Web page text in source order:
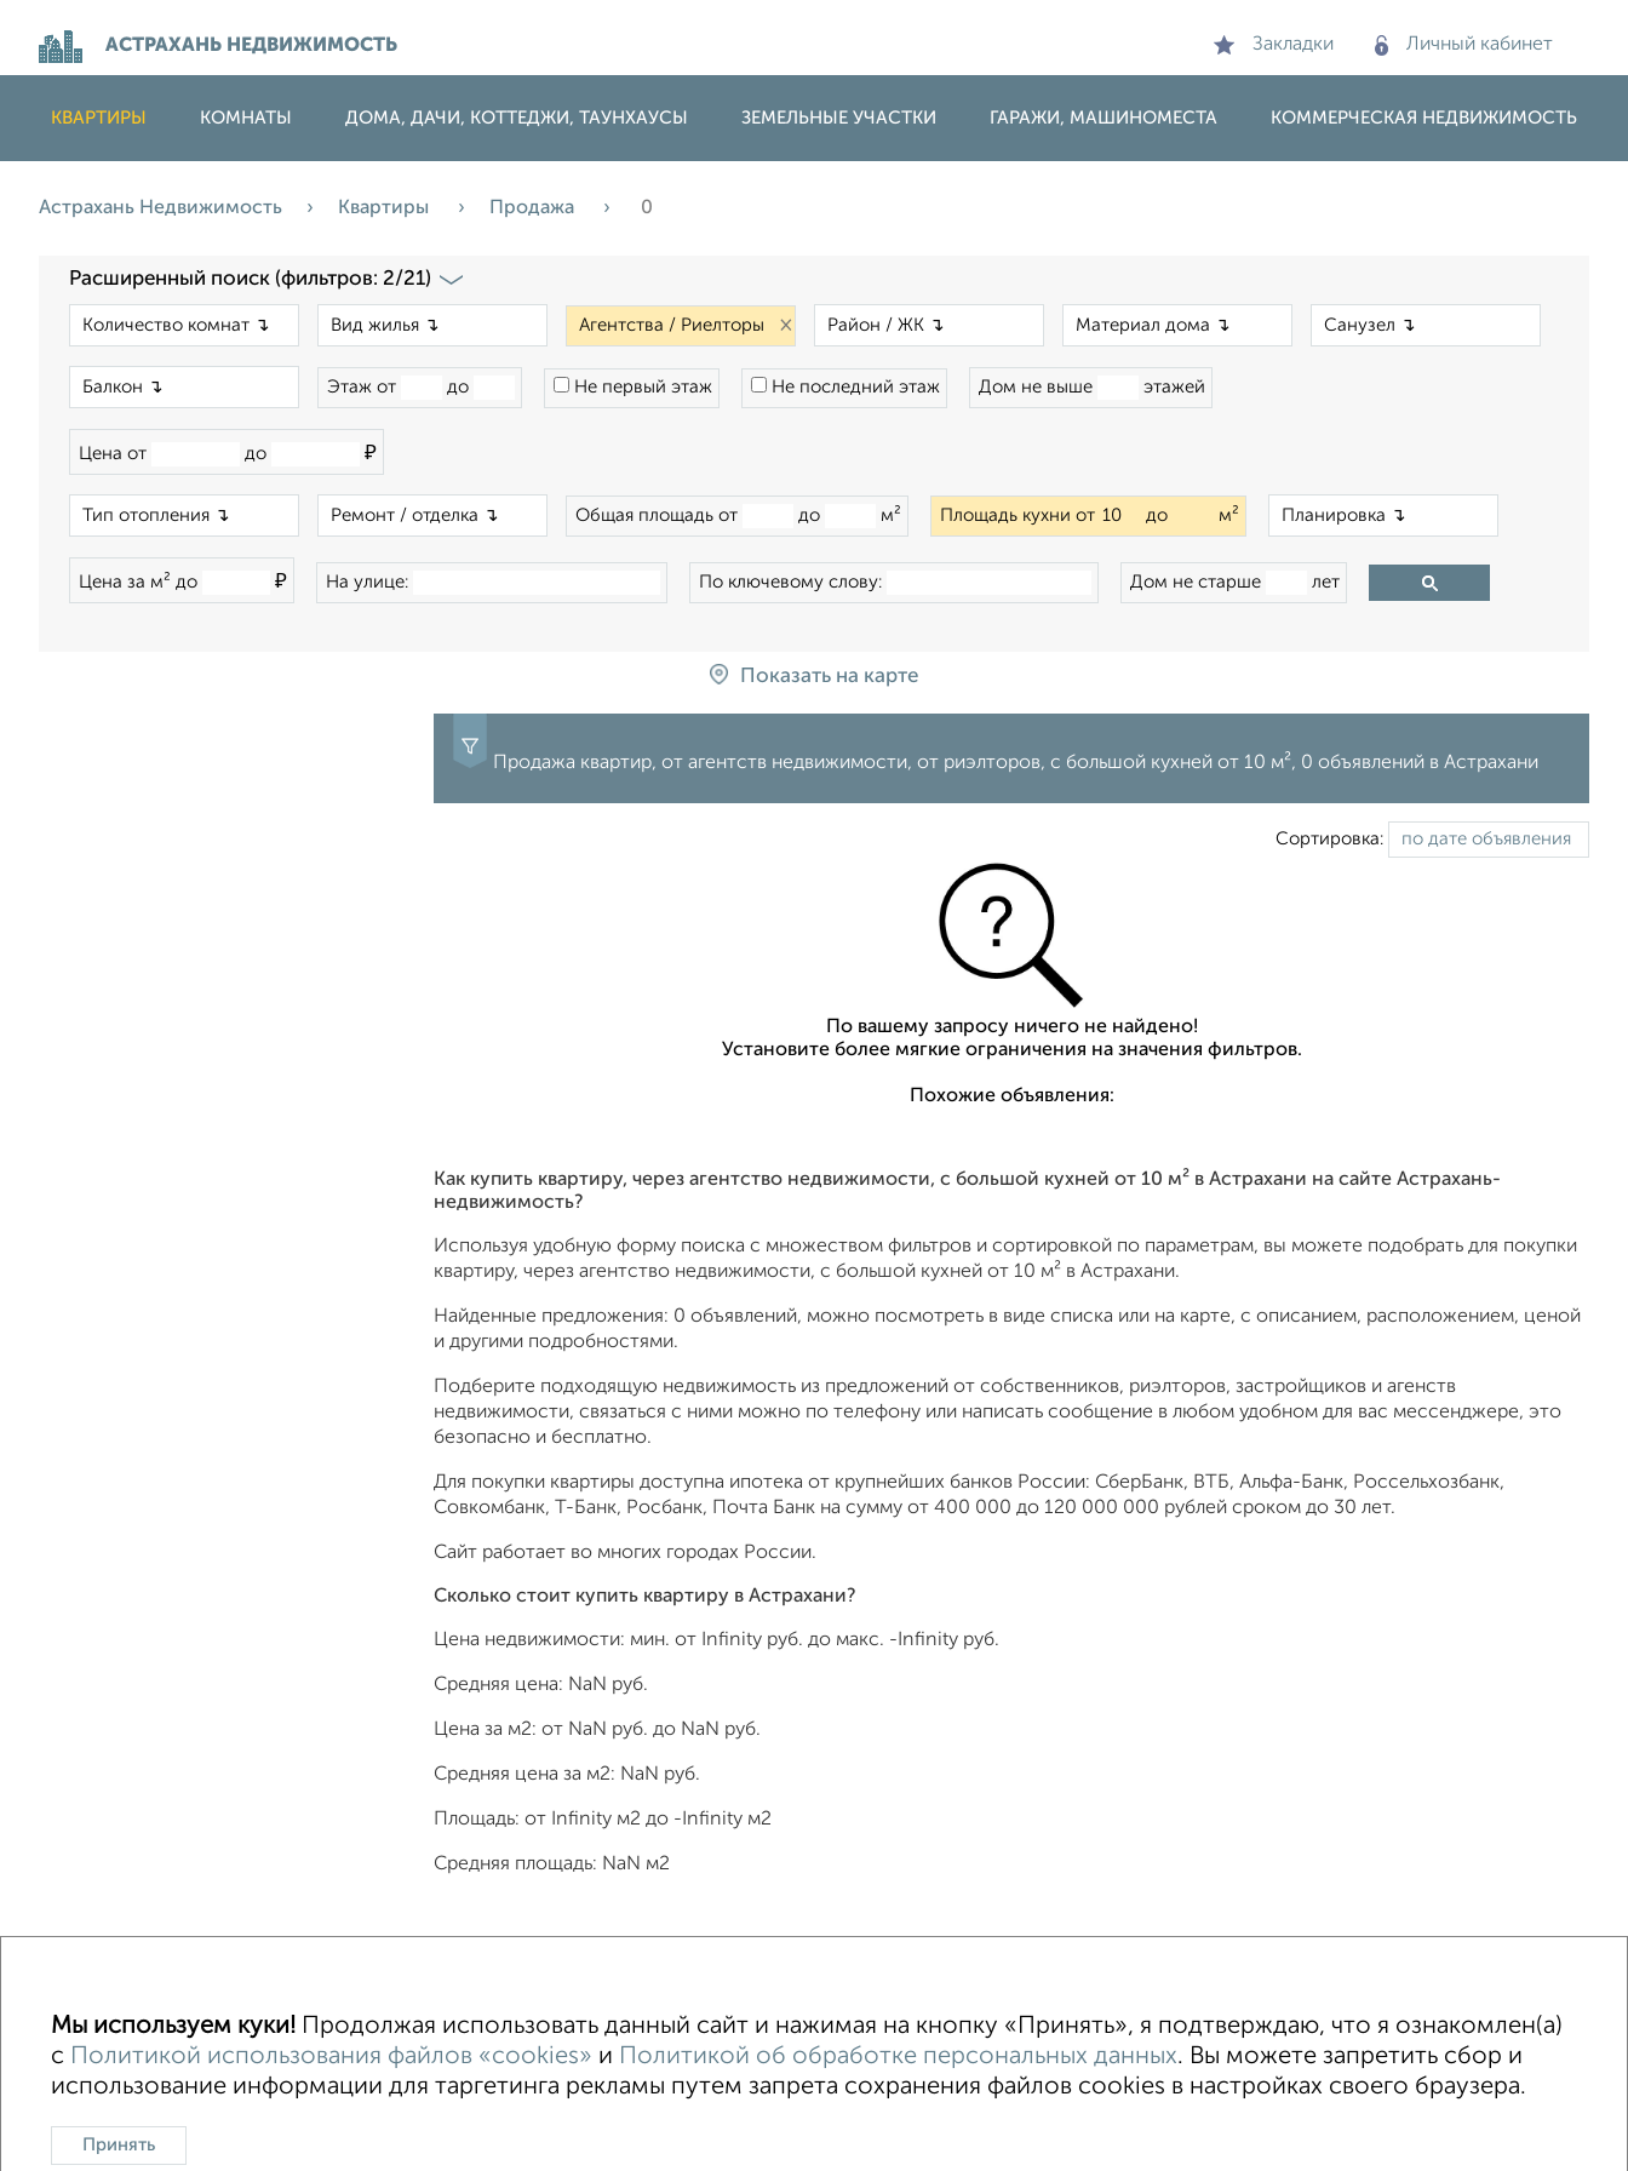
АСТРАХАНЬ НЕДВИЖИМОСТЬ Закладки Личный кабинет
КВАРТИРЫ КОМНАТЫ ДОМА, ДАЧИ, КОТТЕДЖИ, ТАУНХАУСЫ ЗЕМЕЛЬНЫЕ УЧАСТКИ ГАРАЖИ, МАШИНОМЕСТА КОММЕРЧЕСКАЯ НЕДВИЖИМОСТЬ
Астрахань Недвижимость Квартиры Продажа 0
Расширенный поиск (фильтров: 2/21)
×
Этаж от до Не первый этаж Не последний этаж Дом не выше этажей
Цена от до ₽
Общая площадь от до м² Площадь кухни от до м²
Цена за м² до ₽ На улице: По ключевому слову: Дом не старше лет
Показать на карте
Продажа квартир, от агентств недвижимости, от риэлторов, c большой кухней от 10 м², 0 объявлений в Астрахани
Сортировка:
По вашему запросу ничего не найдено!
Установите более мягкие ограничения на значения фильтров.
Похожие объявления:
Как купить квартиру, через агентство недвижимости, c большой кухней от 10 м² в Астрахани на сайте Астрахань-
недвижимость?
Используя удобную форму поиска с множеством фильтров и сортировкой по параметрам, вы можете подобрать для покупки
квартиру, через агентство недвижимости, c большой кухней от 10 м² в Астрахани.
Найденные предложения: 0 объявлений, можно посмотреть в виде списка или на карте, с описанием, расположением, ценой
и другими подробностями.
Подберите подходящую недвижимость из предложений от собственников, риэлторов, застройщиков и агенств
недвижимости, связаться с ними можно по телефону или написать сообщение в любом удобном для вас мессенджере, это
безопасно и бесплатно.
Для покупки квартиры доступна ипотека от крупнейших банков России: СберБанк, ВТБ, Альфа-Банк, Россельхозбанк,
Совкомбанк, Т-Банк, Росбанк, Почта Банк на сумму от 400 000 до 120 000 000 рублей сроком до 30 лет.
Сайт работает во многих городах России.
Сколько стоит купить квартиру в Астрахани?
Цена недвижимости: мин. от Infinity руб. до макс. -Infinity руб.
Средняя цена: NaN руб.
Цена за м2: от NaN руб. до NaN руб.
Средняя цена за м2: NaN руб.
Площадь: от Infinity м2 до -Infinity м2
Средняя площадь: NaN м2
В новостройке В строящемся доме В новом доме
Контакты Политика конфиденциальности Пользовательское соглашение Астрахань, улица Н. Островского 124 © 2015–2026
Сайт-доска объявлений недвижимости
Мы используем куки!Продолжая использовать данный сайт и нажимая на кнопку «Принять», я подтверждаю, что я ознакомлен(а)
с
Политикой использования файлов «cookies» и Политикой об обработке персональных данных. Вы можете запретить сбор и
использование информации для таргетинга рекламы путем запрета сохранения файлов cookies в настройках своего браузера.
Принять